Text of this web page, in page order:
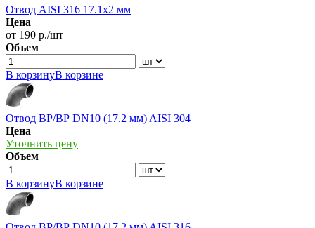
Отвод AISI 316 17.1х2 мм
Цена
от 190 р./шт
Объем
В корзинуВ корзине
Отвод ВР/ВР DN10 (17.2 мм) AISI 304
Цена
Уточнить цену
Объем
В корзинуВ корзине